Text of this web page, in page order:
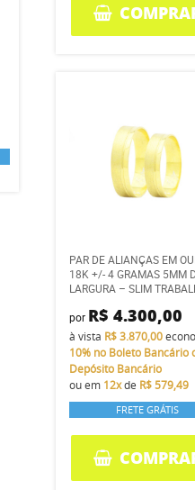
PAR DE ALIANÇAS EM
18K +/- 4 GRAMAS 5MM
LARGURA – SLIM
por R$ 4.300,00
à vista R$ 3.870,00
10% no Boleto Bancário
Depósito Bancário
ou em 12xde R$ 579,49
FRETE GRÁTIS